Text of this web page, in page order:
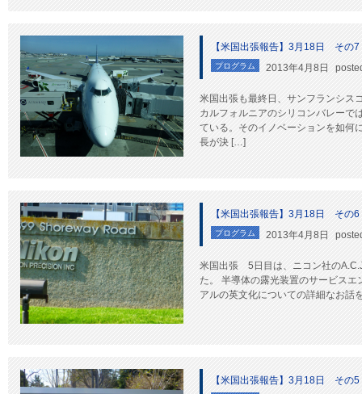
【米国出張報告】3月18日 その7
プログラム 2013年4月8日
米国出張も最終日、サンフランシス
カルフォルニアのシリコンバレーで
ている。そのイノベーションを如何
長が決 […]
【米国出張報告】3月18日 その6
プログラム 2013年4月8日
米国出張 5日目は、ニコン社の
た。 半導体の露光装置のサービス
アルの英文化についての詳細な
【米国出張報告】3月18日 その5